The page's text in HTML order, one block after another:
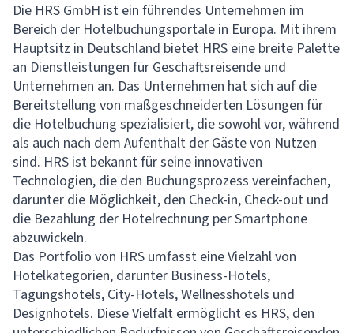
Die HRS GmbH ist ein führendes Unternehmen im
Bereich der Hotelbuchungsportale in Europa. Mit ihrem
Hauptsitz in Deutschland bietet HRS eine breite Palette
an Dienstleistungen für Geschäftsreisende und
Unternehmen an. Das Unternehmen hat sich auf die
Bereitstellung von maßgeschneiderten Lösungen für
die Hotelbuchung spezialisiert, die sowohl vor, während
als auch nach dem Aufenthalt der Gäste von Nutzen
sind. HRS ist bekannt für seine innovativen
Technologien, die den Buchungsprozess vereinfachen,
darunter die Möglichkeit, den Check-in, Check-out und
die Bezahlung der Hotelrechnung per Smartphone
abzuwickeln.
Das Portfolio von HRS umfasst eine Vielzahl von
Hotelkategorien, darunter Business-Hotels,
Tagungshotels, City-Hotels, Wellnesshotels und
Designhotels. Diese Vielfalt ermöglicht es HRS, den